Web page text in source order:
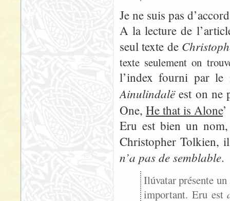
Je ne suis pas
A la lecture de
seul texte de
texte seulement on
l’index fourni par le
Ainulindalëest on ne
One, He that is Alone
Eru est bien un
Christopher Tolkien,
n’a pas de semblable.
Ilúvatar présente
important. Eru est